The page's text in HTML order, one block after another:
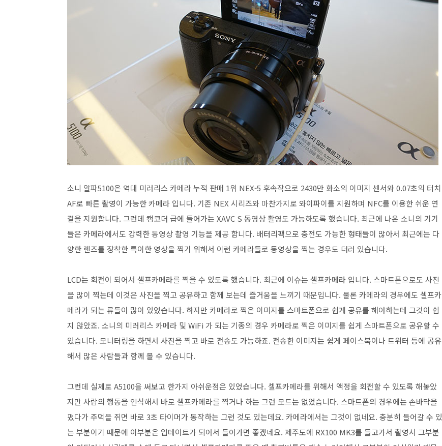
소니 알파5100은 역대 미러리스 카메라 누적 판매 1위 NEX-5 후속작으로 2430만 화소의 이미지 센서와 0.07초의 터치
AF로 빠른 촬영이 가능한 카메라 입니다. 기존 NEX 시리즈와 마찬가지로 와이파이를 지원하며 NFC를 이용한 쉬운 연
결을 지원합니다. 그런데 캠코더 급에 들어가는 XAVC S 동영상 촬영도 가능하도록 했습니다. 최근에 나온 소니의 기기
들은 카메라에서도 강력한 동영상 촬영 기능을 제공 합니다. 배터리팩으로 충전도 가능한 형태들이 많아서 최근에는 다
양한 렌즈를 장착한 특이한 영상을 찍기 위해서 이런 카메라들로 동영상을 찍는 경우도 더러 있습니다.
LCD는 회전이 되어서 셀프카메라를 찍을 수 있도록 했습니다. 최근에 이슈는 셀프카메라 입니다. 스마트폰으로도 사진
을 많이 찍는데 이것은 사진을 찍고 공유하고 함께 보는데 즐거움을 느끼기 때문입니다. 물론 카메라의 경우에도 셀프카
메라가 되는 류들이 많이 있었습니다. 하지만 카메라로 찍은 이미지를 스마트폰으로 쉽게 공유를 해야하는데 그것이 쉽
지 않았죠. 소니의 미러리스 카메라 및 WiFi 가 되는 기종의 경우 카메라로 찍은 이미지를 쉽게 스마트폰으로 공유할 수
있습니다. 모니터링을 하면서 사진을 찍고 바로 전송도 가능하죠. 전송한 이미지는 쉽게 페이스북이나 트위터 등에 공유
해서 많은 사람들과 함께 볼 수 있습니다.
그런데 실제로 A5100을 써보고 한가지 아쉬운점은 있었습니다. 셀프카메라를 위해서 액정을 회전할 수 있도록 해놓았
지만 사람의 행동을 인식해서 바로 셀프카메라를 찍거나 하는 그런 모드는 없었습니다. 스마트폰의 경우에는 손바닥을
폈다가 주먹을 쥐면 바로 3초 타이머가 동작하는 그런 것도 있는데요. 카메라에서는 그것이 없네요. 충분히 들어갈 수 있
는 부분이기 때문에 이부분은 업데이트가 되어서 들어가면 좋겠네요. 제주도에 RX100 MK3를 들고가서 촬영시 그부분